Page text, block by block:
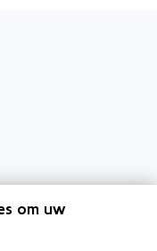
om uw